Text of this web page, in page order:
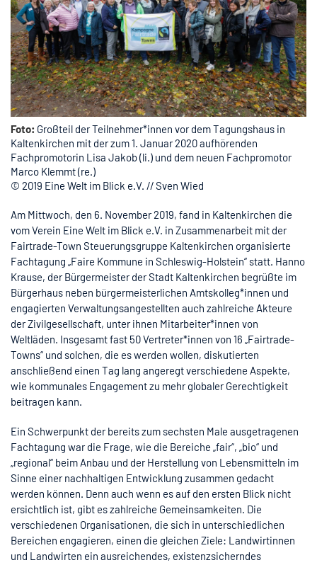
Foto: Großteil der Teilnehmer*innen vor dem Tagungshaus in
Kaltenkirchen mit der zum 1. Januar 2020 aufhörenden
Fachpromotorin Lisa Jakob (li.) und dem neuen Fachpromotor
Marco Klemmt (re.)
© 2019 Eine Welt im Blick e.V. // Sven Wied
Am Mittwoch, den 6. November 2019, fand in Kaltenkirchen die
vom Verein Eine Welt im Blick e.V. in Zusammenarbeit mit der
Fairtrade-Town Steuerungsgruppe Kaltenkirchen organisierte
Fachtagung „Faire Kommune in Schleswig-Holstein“ statt. Hanno
Krause, der Bürgermeister der Stadt Kaltenkirchen begrüßte im
Bürgerhaus neben bürgermeisterlichen Amtskolleg*innen und
engagierten Verwaltungsangestellten auch zahlreiche Akteure
der Zivilgesellschaft, unter ihnen Mitarbeiter*innen von
Weltläden. Insgesamt fast 50 Vertreter*innen von 16 „Fairtrade-
Towns“ und solchen, die es werden wollen, diskutierten
anschließend einen Tag lang angeregt verschiedene Aspekte,
wie kommunales Engagement zu mehr globaler Gerechtigkeit
beitragen kann.
Ein Schwerpunkt der bereits zum sechsten Male ausgetragenen
Fachtagung war die Frage, wie die Bereiche „fair“, „bio“ und
„regional“ beim Anbau und der Herstellung von Lebensmitteln im
Sinne einer nachhaltigen Entwicklung zusammen gedacht
werden können. Denn auch wenn es auf den ersten Blick nicht
ersichtlich ist, gibt es zahlreiche Gemeinsamkeiten. Die
verschiedenen Organisationen, die sich in unterschiedlichen
Bereichen engagieren, einen die gleichen Ziele: Landwirtinnen
und Landwirten ein ausreichendes, existenzsicherndes